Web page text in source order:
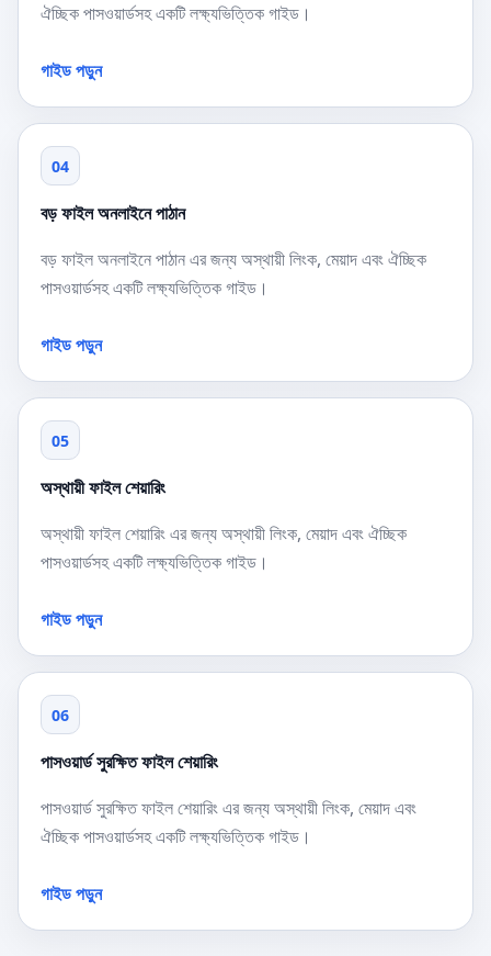
ঐচ্ছিক পাসওয়ার্ডসহ একটি লক্ষ্যভিত্তিক গাইড।
গাইড পড়ুন
04
বড় ফাইল অনলাইনে পাঠান
বড় ফাইল অনলাইনে পাঠান এর জন্য অস্থায়ী লিংক, মেয়াদ এবং ঐচ্ছিক
পাসওয়ার্ডসহ একটি লক্ষ্যভিত্তিক গাইড।
গাইড পড়ুন
05
অস্থায়ী ফাইল শেয়ারিং
অস্থায়ী ফাইল শেয়ারিং এর জন্য অস্থায়ী লিংক, মেয়াদ এবং ঐচ্ছিক
পাসওয়ার্ডসহ একটি লক্ষ্যভিত্তিক গাইড।
গাইড পড়ুন
06
পাসওয়ার্ড সুরক্ষিত ফাইল শেয়ারিং
পাসওয়ার্ড সুরক্ষিত ফাইল শেয়ারিং এর জন্য অস্থায়ী লিংক, মেয়াদ এবং
ঐচ্ছিক পাসওয়ার্ডসহ একটি লক্ষ্যভিত্তিক গাইড।
গাইড পড়ুন